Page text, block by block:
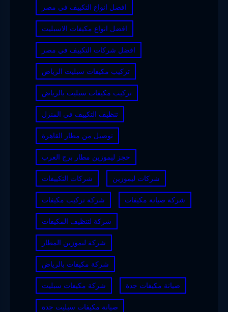
افضل انواع التكييف فى مصر
افضل انواع مكيفات الاسبليت
افضل شركات التكييف في مصر
تركيب مكيفات سبليت الرياض
تركيب مكيفات سبليت بالرياض
تنظيف التكييف في المنزل
توصيل من مطار القاهرة
حجز ليموزين مطار برج العرب
شركات التكييفات شركات ليموزين
شركة تركيب مكيفات شركة صيانة مكيفات
شركة لتنظيف المكيفات
شركة ليموزين المطار
شركة مكيفات بالرياض
شركة مكيفات سبليت صيانة مكيفات جدة
صيانة مكيفات سبليت جدة